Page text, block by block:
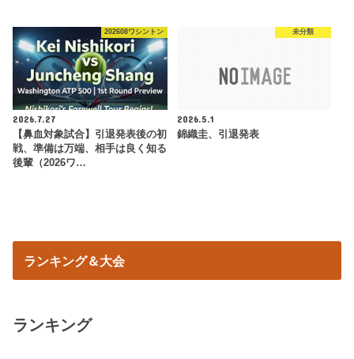
202608ワシントン
2026.7.27
【鼻血対象試合】引退発表後の初
戦、準備は万端、相手は良く知る
後輩（2026ワ…
未分類
2026.5.1
錦織圭、引退発表
ランキング＆大会
ランキング